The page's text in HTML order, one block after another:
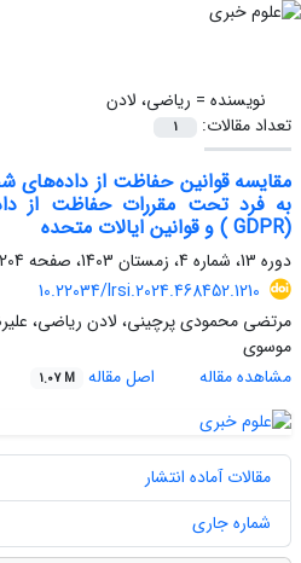
نویسنده = ریاضی، لادن
تعداد مقالات:
1
مقایسه قوانین حفاظت از
به فرد تحت مقررات حفاظت از
(GDPR ) و قوانین ایالات متحده
دوره 13، شماره 4، زمستان 1403، صفحه
204-224
10.22034/lrsi.2024.468452.1210
مرتضی محمودی پرچینی، لادن ریاضی،
موسوی
مشاهده مقاله
اصل مقاله 1.07 M
مقالات آماده انتشار
شماره جاری